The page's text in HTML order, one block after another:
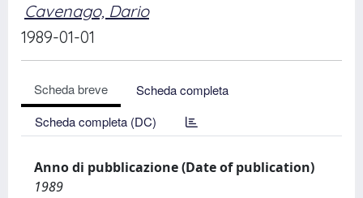
Cavenago, Dario
1989-01-01
Scheda breve
Scheda completa
Scheda completa (DC)
Anno di pubblicazione (Date of publication)
1989